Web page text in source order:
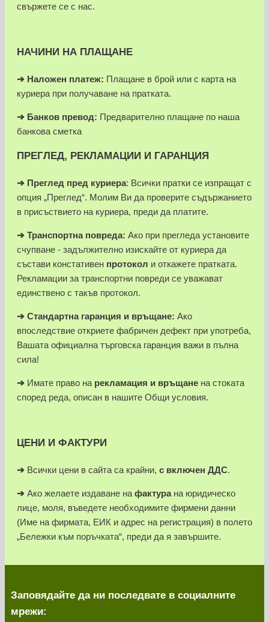
свържете се с нас.
НАЧИНИ НА ПЛАЩАНЕ
➔ Наложен платеж: Плащане в брой или с карта на
куриера при получаване на пратката.
➔ Банков превод: Предварително плащане по наша
банкова сметка
ПРЕГЛЕД, РЕКЛАМАЦИИ И ГАРАНЦИЯ
➔ Преглед пред куриера: Всички пратки се изпращат с
опция „Преглед“. Молим Ви да проверите съдържанието
в присъствието на куриера, преди да платите.
➔ Транспортна повреда: Ако при прегледа установите
счупване - задължително изискайте от куриера да
състави констативен протокол и откажете пратката.
Рекламации за транспортни повреди се уважават
единствено с такъв протокол.
➔ Стандартна гаранция и връщане: Ако
впоследствие откриете фабричен дефект при употреба,
Вашата официална търговска гаранция важи в пълна
сила!
➔ Имате право на рекламация и връщане на стоката
според реда, описан в нашите Общи условия.
ЦЕНИ И ФАКТУРИ
➔ Всички цени в сайта са крайни, с включен ДДС.
➔ Ако желаете издаване на фактура на юридическо
лице, моля, въведете необходимите фирмени данни
(Име на фирмата, ЕИК и адрес на регистрация) в полето
„Бележки към поръчката“, преди да я завършите.
Заповядайте да ни последвате в социалните
мрежи: